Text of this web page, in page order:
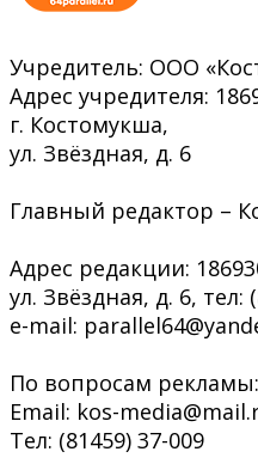
Учредитель: ООО
Адрес учредителя:
г. Костомукша,
ул. Звёздная, д. 6
Главный редактор –
Адрес редакции:
ул. Звёздная, д. 6, тел:
e-mail:
По вопросам рекламы:
Email: kos-
Тел: (81459) 37-009